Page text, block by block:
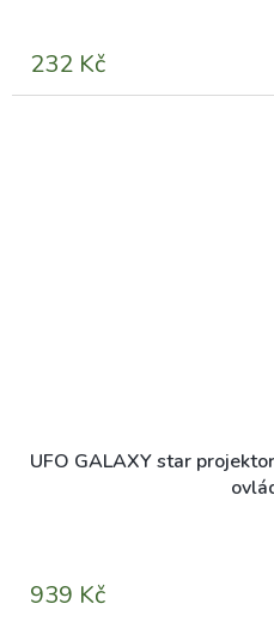
232 Kč
UFO GALAXY star
939 Kč